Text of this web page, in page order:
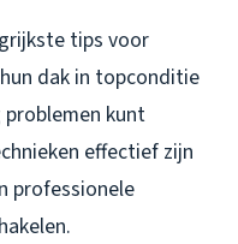
tips voor
dak in topconditie
kunt
effectief zijn
professionele